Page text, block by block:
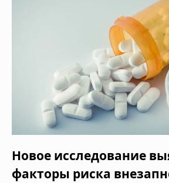
Новое исследование
факторы риска